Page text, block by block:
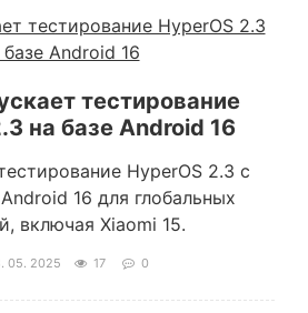
тестирование
на базе Android 16
HyperOS 2.3 с
16 для глобальных
включая Xiaomi 15.
05. 2025 17 0